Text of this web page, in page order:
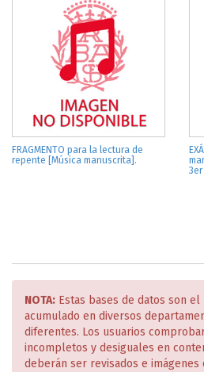
FRAGMENTO para la lectura de
repente [Música manuscrita].
NOTA: Estas bases de datos son
acumulado en diversos
diferentes. Los usuarios
incompletos y desiguales en
deberán ser revisados e